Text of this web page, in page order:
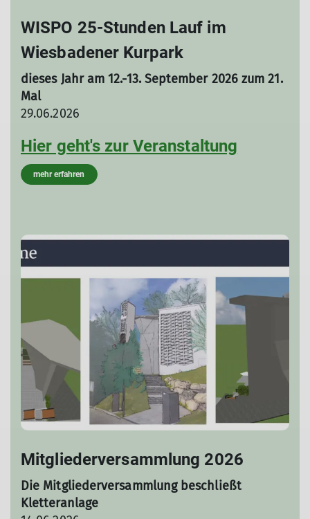
WISPO 25-Stunden Lauf im
Wiesbadener Kurpark
dieses Jahr am 12.-13. September 2026 zum 21.
Mal
29.06.2026
Hier geht's zur Veranstaltung
mehr erfahren
Mitgliederversammlung 2026
Die Mitgliederversammlung beschließt
Kletteranlage